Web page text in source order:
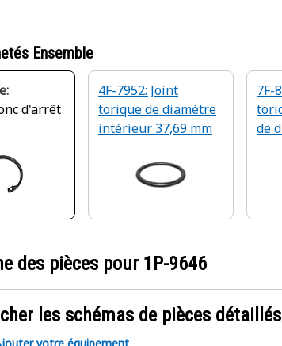
Ensemble
d'arrêt
4F-7952: Joint
torique de diamètre
intérieur 37,69 mm
7F-
de
des pièces pour 1P-9646
les schémas de pièces détaillés